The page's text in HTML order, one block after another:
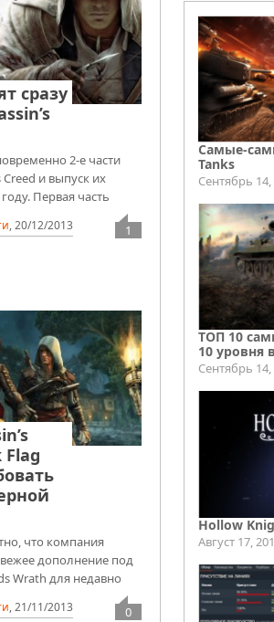
сразу
2-е части
Creed и выпуск их
Первая часть
,20/12/2013 1
Flag
что компания
дополнение под
Wrath для недавно
,21/11/2013 0
Самые-
Tanks
Сентябрь 14,
ТОП 10
10 уровня
Сентябрь 14,
Hollow
Август 17,